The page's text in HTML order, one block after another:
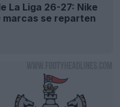
La Liga 26-27: Nike
marcas se reparten